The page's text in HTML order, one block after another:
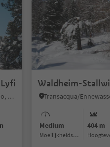
Altavalle/Hintermartell, Martell/Martello, Vinschgau/Val Venosta
Waldheim-
Medium
Moeilijkheidsgraad
404 m